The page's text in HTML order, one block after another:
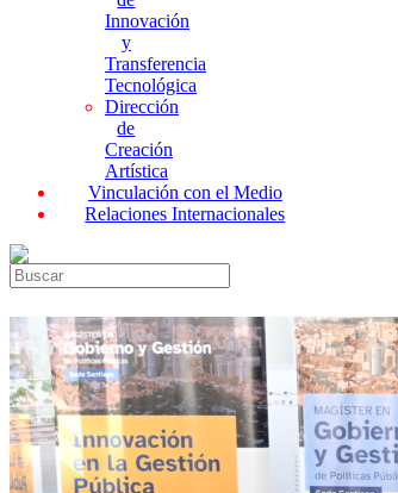
Innovación
y
Transferencia
Tecnológica
Dirección
de
Creación
Artística
Vinculación con el Medio
Relaciones Internacionales